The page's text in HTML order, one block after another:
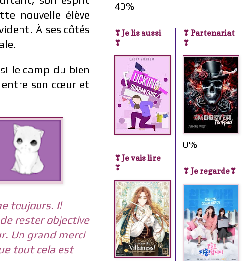
nouvelle élève
À ses côtés
le camp du bien
entre son cœur et
toujours. Il
rester objective
Un grand merci
tout cela est
40%
❣ Je lis aussi
❣
❣ Je vais lire
❣
❣ Partenariat
❣
0%
❣ Je regarde❣